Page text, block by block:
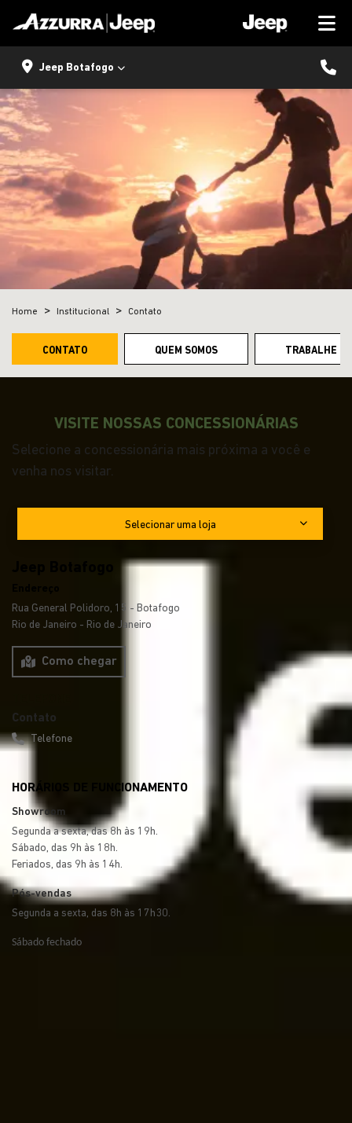
Jeep Botafogo
Home Institucional Contato
QUEM SOMOS
CONTATO TRABALHE
VISITE NOSSAS CONCESSIONÁRIAS
Selecione a concessionária mais próxima a você e
venha nos visitar.
Selecionar uma loja
Rua General Polidoro, 15 - Botafogo
Rio de Janeiro - Rio de Janeiro
Como chegar
Contato
Telefone
HORÁRIOS DE FUNCIONAMENTO
Showroom
Segunda a sexta, das 8h às 19h.
Sábado, das 9h às 18h.
Feriados, das 9h às 14h.
Pós-vendas
Segunda a sexta, das 8h às 17h30.
Sábado fechado